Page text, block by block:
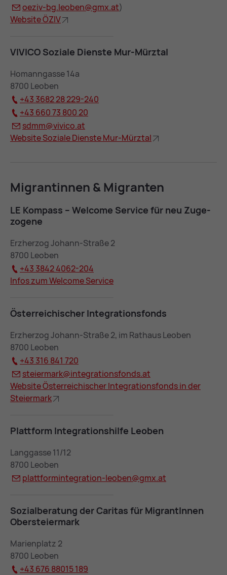
oe­ziv-bg.leo­ben@gmx.at)
Web­site ÖZIV
VI­VI­CO So­zia­le Diens­te Mur-Mürz­tal
Homanngasse 14a
8700 Leoben
+43 3682 28 229-240
+43 660 73 800 20
sdmm@vi­vi­co.at
Web­site So­zia­le Diens­te Mur-Mürz­tal
Mi­gran­tin­nen & Mi­gran­ten
LE Kom­pass – Wel­co­me Ser­vice für neu Zu­ge­
zo­ge­ne
Erzherzog Johann-Straße 2
8700 Leoben
+43 3842 4062-204
In­fos zum Wel­co­me Ser­vice
Öster­rei­chi­scher In­te­gra­ti­ons­fonds
Erzherzog Johann-Straße 2, im Rathaus Leoben
8700 Leoben
+43 316 841 720
stei­er­mark@in­te­gra­ti­ons­fonds.at
Web­site Öster­rei­chi­scher In­te­gra­ti­ons­fonds in der
Stei­er­mark
Platt­form In­te­gra­ti­ons­hil­fe Leo­ben
Langgasse 11/12
8700 Leoben
platt­for­m­in­te­gra­ti­on-leo­ben@gmx.at
So­zi­al­be­ra­tung der Ca­ri­tas für Mi­gran­tIn­nen
Ober­stei­er­mark
Marienplatz 2
8700 Leoben
+43 676 88015 189